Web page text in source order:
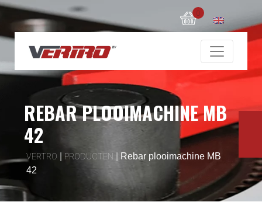
0
REBAR PLOOIMACHINE MB
42
VERTRO PRODUCTEN
Rebar plooimachine MB
42